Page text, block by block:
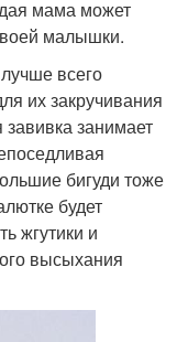
мама может
малышки.
всего
их закручивания
завивка занимает
бигуди тоже
будет
жгутики и
высыхания